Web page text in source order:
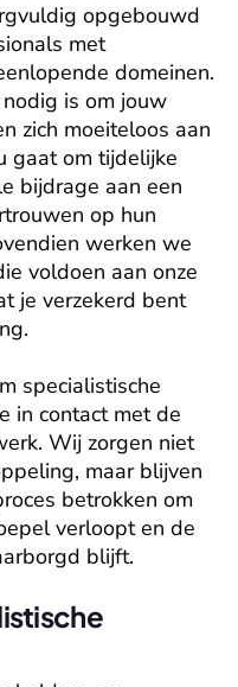
opgebouwd
met
domeinen.
is om jouw
zich moeiteloos aan
gaat om tijdelijke
bijdrage aan een
op hun
werken we
voldoen aan onze
je verzekerd bent
specialistische
in contact met de
Wij zorgen niet
maar blijven
betrokken om
verloopt en de
blijft.